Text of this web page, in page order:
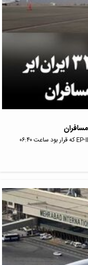
پرواز شماره IRA311 با ایرباس ۳۲۰ ایران‌ایر به رجیستر EP-IEG که قرار بود ساعت ۰۶:۴۰